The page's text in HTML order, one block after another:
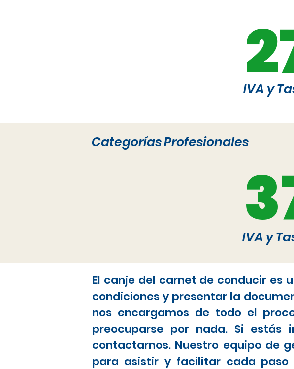
IVA y
Categorías Profesionales
IVA y
El canje del carnet de conducir es
condiciones y presentar la
nos encargamos de todo el
preocuparse por nada. Si estás
contactarnos. Nuestro equipo de
para asistir y facilitar cada paso